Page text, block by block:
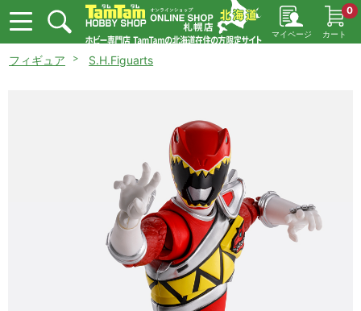
マイページ カート
0
フィギュア S.H.Figuarts